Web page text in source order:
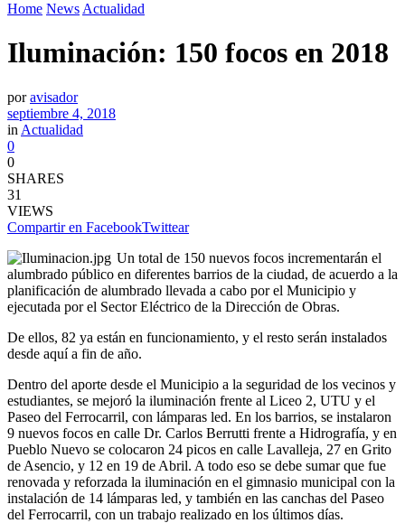
Home News Actualidad
Iluminación: 150 focos en 2018
por avisador
septiembre 4, 2018
in Actualidad
0
0
SHARES
31
VIEWS
Compartir en FacebookTwittear
Un total de 150 nuevos focos incrementarán el
alumbrado público en diferentes barrios de la ciudad, de acuerdo a la
planificación de alumbrado llevada a cabo por el Municipio y
ejecutada por el Sector Eléctrico de la Dirección de Obras.
De ellos, 82 ya están en funcionamiento, y el resto serán instalados
desde aquí a fin de año.
Dentro del aporte desde el Municipio a la seguridad de los vecinos y
estudiantes, se mejoró la iluminación frente al Liceo 2, UTU y el
Paseo del Ferrocarril, con lámparas led. En los barrios, se instalaron
9 nuevos focos en calle Dr. Carlos Berrutti frente a Hidrografía, y en
Pueblo Nuevo se colocaron 24 picos en calle Lavalleja, 27 en Grito
de Asencio, y 12 en 19 de Abril. A todo eso se debe sumar que fue
renovada y reforzada la iluminación en el gimnasio municipal con la
instalación de 14 lámparas led, y también en las canchas del Paseo
del Ferrocarril, con un trabajo realizado en los últimos días.